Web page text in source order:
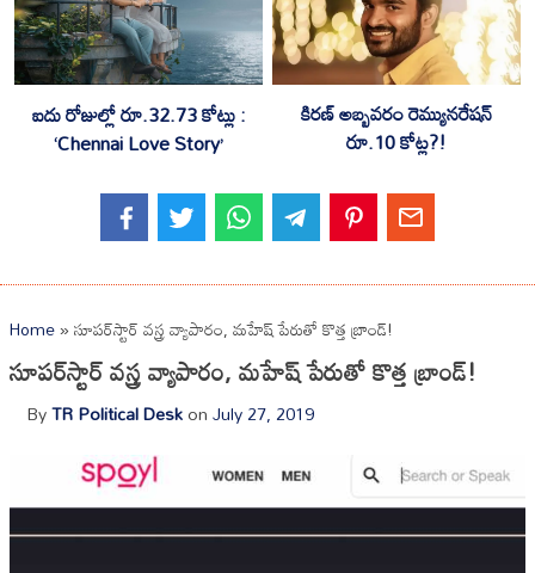
ఐదు రోజుల్లో రూ.32.73 కోట్లు :
‘Chennai Love Story’
కిరణ్ అబ్బవరం రెమ్యునరేషన్
రూ.10 కోట్ల?!